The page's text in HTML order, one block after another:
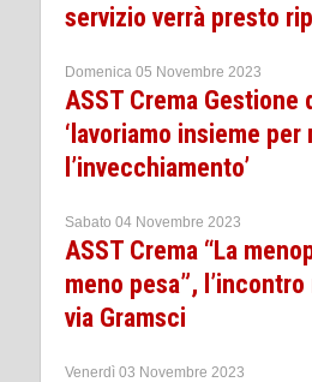
servizio verrà presto
Domenica 05 Novembre 2023
ASST Crema Gestione
‘lavoriamo insieme
l’invecchiamento’
Sabato 04 Novembre 2023
ASST Crema “La
meno pesa”,
via Gramsci
Venerdì 03 Novembre 2023